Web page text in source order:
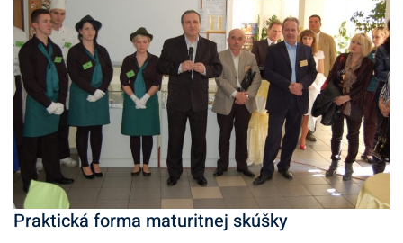
Praktická forma maturitnej skúšky